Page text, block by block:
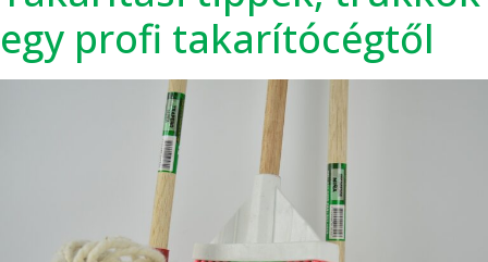
egy profi takarítócégtől